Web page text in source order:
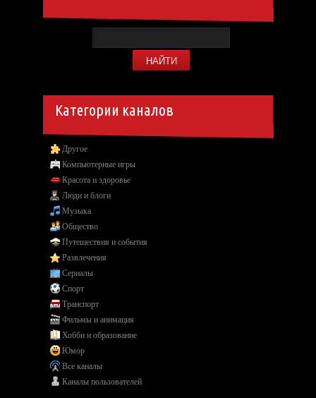
Категории каналов
Другое
Компьютерные игры
Красота и здоровье
Люди и блоги
Музыка
Общество
Путешествия и события
Развлечения
Сериалы
Спорт
Транспорт
Фильмы и анимация
Хобби и образование
Юмор
Все каналы
Каналы пользователей